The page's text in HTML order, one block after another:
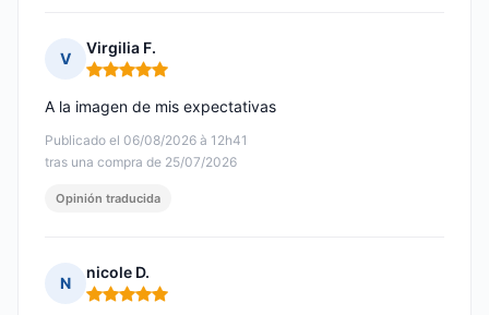
V
Virgilia F.
Nota: 5 de 5
Publicado el 06/08/2026 à 12h41
tras una compra de 25/07/2026
A la imagen de mis expectativas
Opinión traducida
N
nicole D.
Nota: 5 de 5